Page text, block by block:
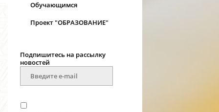
Обучающимся
Проект "ОБРАЗОВАНИЕ"
Подпишитесь на рассылку
новостей